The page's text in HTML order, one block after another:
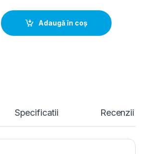
Sursa Manual 4P, 800A, (I-0-II)
Adaugă în coș
Specificatii Recenzii